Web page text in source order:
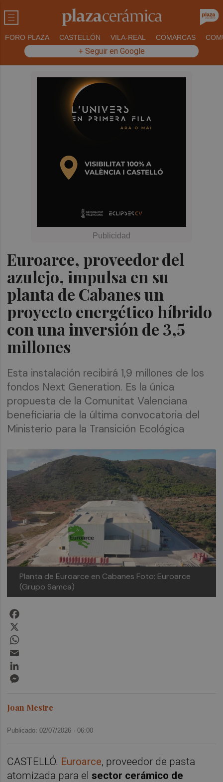
FORO PLAZA CASTELLÓN VILA-REAL COMARCAS
+ Seguir en Google
Euroarce, proveedor del
azulejo, impulsa en su
planta de Cabanes un
proyecto energético híbrido
con una inversión de 3,5
millones
Esta instalación recibirá 1,9 millones de los
fondos Next Generation. Es la única
propuesta de la Comunitat Valenciana
beneficiaria de la última convocatoria del
Ministerio para la Transición Ecológica
Planta de Euroarce en Cabanes Foto: Euroarce
(Grupo Samca)
Joan Mestre
Publicado: 02/07/2026 ·06:00
CASTELLÓ. Euroarce, proveedor de pasta
atomizada para elsector cerámico de